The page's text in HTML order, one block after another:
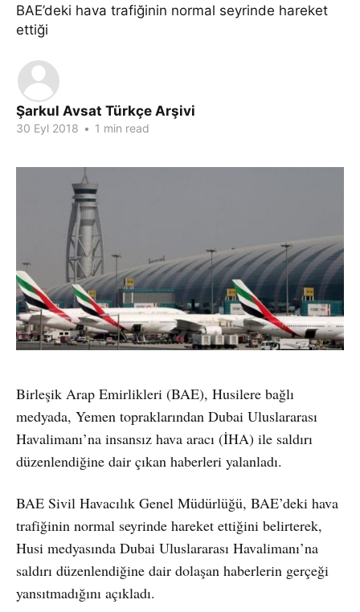
BAE’deki hava trafiğinin normal seyrinde hareket
ettiği
Şarkul Avsat Türkçe Arşivi
30 Eyl 2018 • 1 min read
Birleşik Arap Emirlikleri (BAE), Husilere bağlı
medyada, Yemen topraklarından Dubai Uluslararası
Havalimanı’na insansız hava aracı (İHA) ile saldırı
düzenlendiğine dair çıkan haberleri yalanladı.
BAE Sivil Havacılık Genel Müdürlüğü, BAE’deki hava
trafiğinin normal seyrinde hareket ettiğini belirterek,
Husi medyasında Dubai Uluslararası Havalimanı’na
saldırı düzenlendiğine dair dolaşan haberlerin gerçeği
yansıtmadığını açıkladı.